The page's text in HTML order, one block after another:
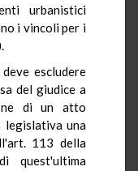
urbanistici
i vincoli per i
escludere
del giudice a
di un atto
legislativa una
113 della
quest'ultima